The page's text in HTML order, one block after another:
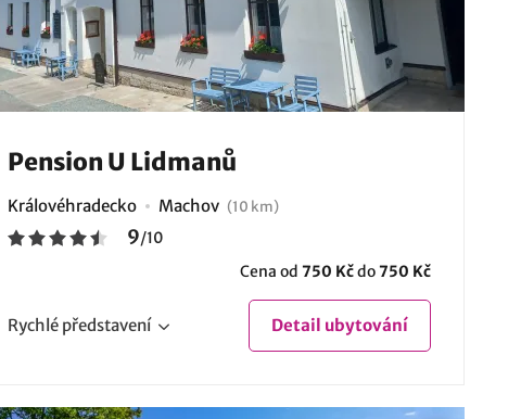
Pension U Lidmanů
Královéhradecko Machov (10 km)
9/10
Cena od 750 Kčdo750 Kč
Rychlé představení Detail ubytování